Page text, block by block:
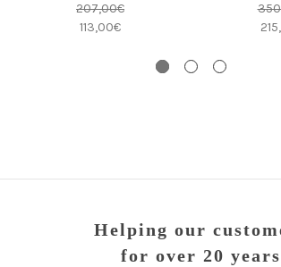
207,00€
113,00€
Helping our
for over 20 years